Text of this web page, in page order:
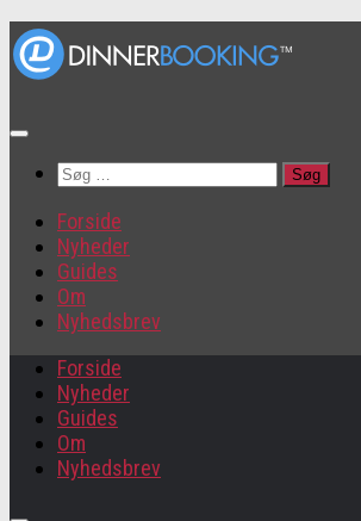
Søg
Forside
Nyheder
Guides
Om
Nyhedsbrev
Forside
Nyheder
Guides
Om
Nyhedsbrev